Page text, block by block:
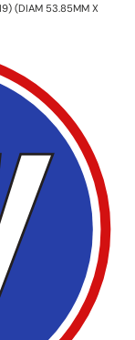
(DIAM 53.85MM X